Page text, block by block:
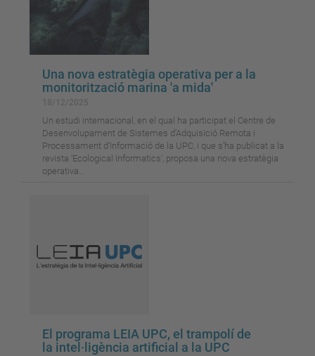
Una nova estratègia operativa per a la
monitorització marina 'a mida'
Un estudi internacional, en el qual ha participat el Centre de
Desenvolupament de Sistemes d'Adquisició Remota i
Processament d'Informació de la UPC, i que s’ha publicat a la
revista ‘Ecological Informatics’, proposa una nova estratègia
operativa...
El programa LEIA UPC, el trampolí de
la intel·ligència artificial a la UPC